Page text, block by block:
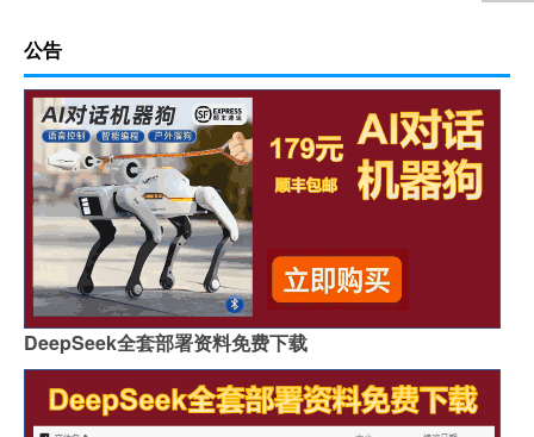
公告
DeepSeek全套部署资料免费下载